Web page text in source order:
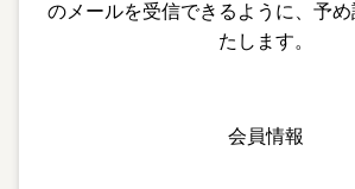
のメールを受信できるように、予
たします。